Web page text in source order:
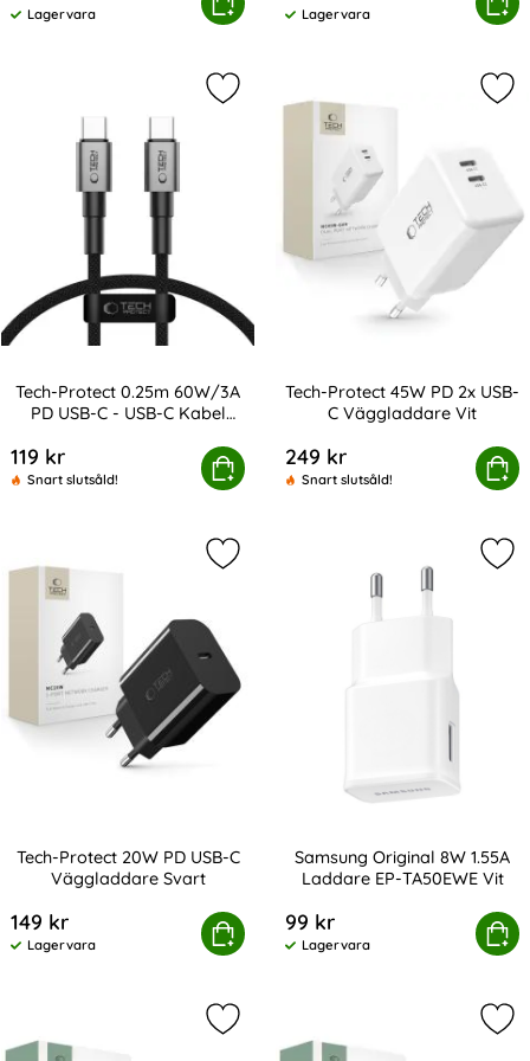
Tillgänglighet:
Lagervara
Tillgänglighet:
Lagervara
Tech-Protect 0.25m 60W/3A
PD USB-C - USB-C Kabel
119 kr
Snart slutsåld!
Köp
0.25m 60W/3A PD USB-C - USB-C Kabel UltraBoost
Markera tech-Protect 0.25m 60W/
Tech-Protect 45W PD 2x USB-
C Väggladdare Vit
249 kr
Snart slutsåld!
Köp
Tech-Protect 45W PD 2x
Tech-Protect 20W PD USB-C
Väggladdare Svart
149 kr
Tillgänglighet:
Lagervara
Köp
Tech-Protect 20W PD USB-C Väggladdare Svart
Markera tech-Protect 20W PD
Samsung Original 8W 1.55A
Laddare EP-TA50EWE Vit
99 kr
Tillgänglighet:
Lagervara
Köp
Samsung Original 8W 1.55A
Markera tech-Protect 30W PD/QC